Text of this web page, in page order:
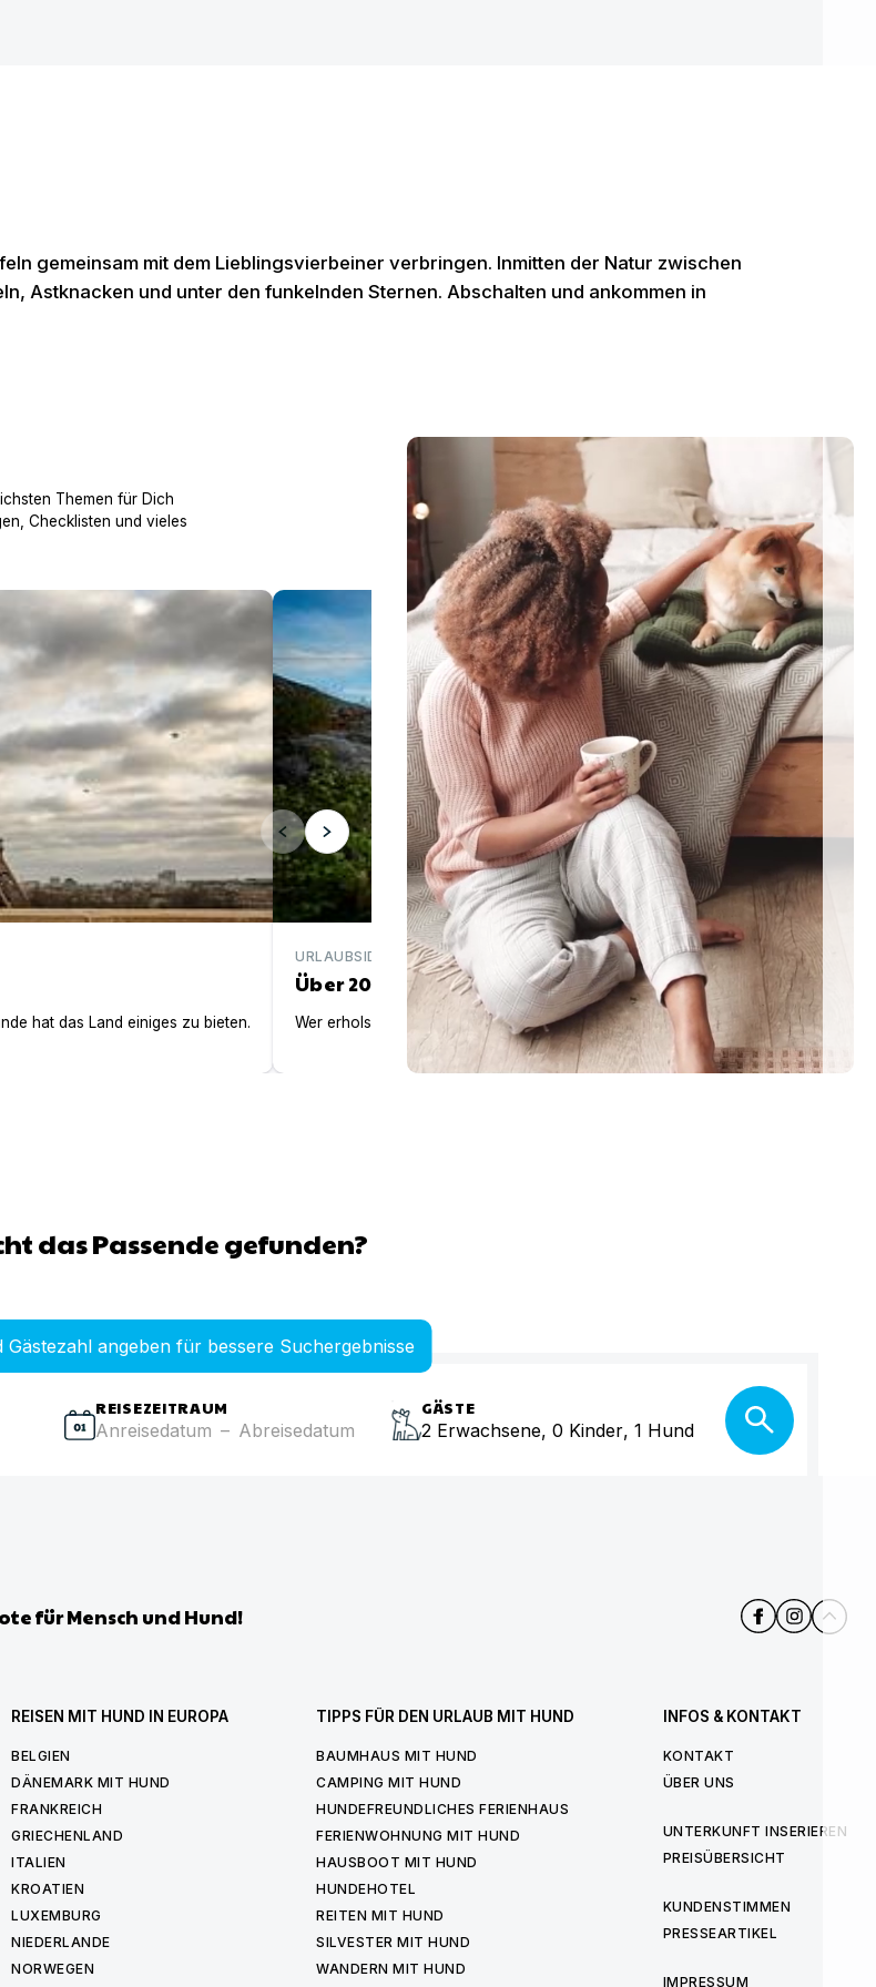
gemeinsam mit dem Lieblingsvierbeiner verbringen. Inmitten der Natur zwischen
Astknacken und unter den funkelnden Sternen. Abschalten und ankommen in
Themen für Dich
Checklisten und vieles
hat das Land einiges zu bieten.
Über 200 eingezäunte Ferienhäuser: Für den perfekten Urlaub mit
URLAUBSIDEEN MIT HUND
Über 200 eingezäunte Ferienhäuser: Für den perfekten
Wer erholsame Urlaubstage mit Hund plant, findet auf top-hundeurlaub.de eine
das Passende gefunden?
Gästezahl angeben für bessere Suchergebnisse
REISEZEITRAUM
Anreisedatum – Abreisedatum
GÄSTE
2 Erwachsene, 0 Kinder, 1 Hund
für Mensch und Hund!
REISEN MIT HUND IN EUROPA
BELGIEN
DÄNEMARK MIT HUND
FRANKREICH
GRIECHENLAND
ITALIEN
KROATIEN
LUXEMBURG
NIEDERLANDE
NORWEGEN
TIPPS FÜR DEN URLAUB MIT HUND
BAUMHAUS MIT HUND
CAMPING MIT HUND
HUNDEFREUNDLICHES FERIENHAUS
FERIENWOHNUNG MIT HUND
HAUSBOOT MIT HUND
HUNDEHOTEL
REITEN MIT HUND
SILVESTER MIT HUND
WANDERN MIT HUND
INFOS & KONTAKT
KONTAKT
ÜBER UNS
UNTERKUNFT INSERIEREN
PREISÜBERSICHT
KUNDENSTIMMEN
PRESSEARTIKEL
IMPRESSUM